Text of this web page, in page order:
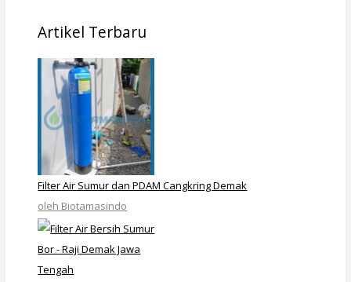
Artikel Terbaru
Filter Air Sumur dan PDAM Cangkring Demak
oleh Biotamasindo